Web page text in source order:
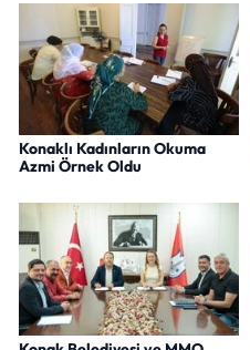
Konaklı Kadınların Okuma
Azmi Örnek Oldu